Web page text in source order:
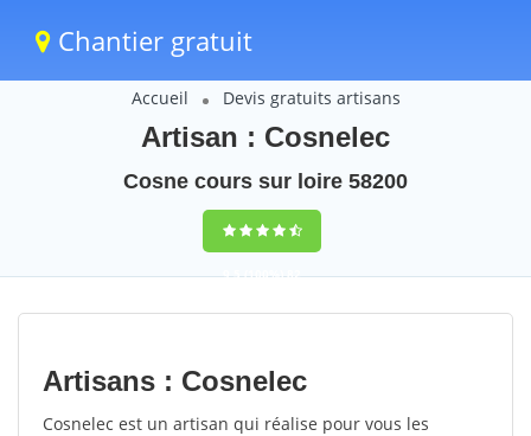
Chantier gratuit
Accueil Devis gratuits artisans
Artisan : Cosnelec
Cosne cours sur loire 58200
9,5(100%)82
votes
Artisans : Cosnelec
Cosnelec est un artisan qui réalise pour vous les